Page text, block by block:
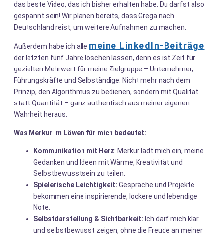
das beste Video, das ich bisher erhalten habe. Du darfst also
gespannt sein! Wir planen bereits, dass Grega nach
Deutschland reist, um weitere Aufnahmen zu machen.
Außerdem habe ich alle meine LinkedIn-Beiträge
der letzten fünf Jahre löschen lassen, denn es ist Zeit für
gezielten Mehrwert für meine Zielgruppe – Unternehmer,
Führungskräfte und Selbständige. Nicht mehr nach dem
Prinzip, den Algorithmus zu bedienen, sondern mit Qualität
statt Quantität – ganz authentisch aus meiner eigenen
Wahrheit heraus.
Was Merkur im Löwen für mich bedeutet:
Kommunikation mit Herz: Merkur lädt mich ein, meine
Gedanken und Ideen mit Wärme, Kreativität und
Selbstbewusstsein zu teilen.
Spielerische Leichtigkeit: Gespräche und Projekte
bekommen eine inspirierende, lockere und lebendige
Note.
Selbstdarstellung & Sichtbarkeit: Ich darf mich klar
und selbstbewusst zeigen, ohne die Freude an meiner